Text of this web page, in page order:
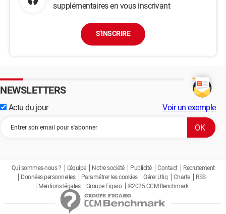
supplémentaires en vous inscrivant
S'INSCRIRE
NEWSLETTERS
Actu du jour Voir un exemple
Qui sommes-nous ? L'équipe Notre société Publicité Contact
Recrutement
Données personnelles
Paramétrer les cookies Gérer Utiq Charte
RSS
Mentions légales
Groupe Figaro ©2025 CCM Benchmark